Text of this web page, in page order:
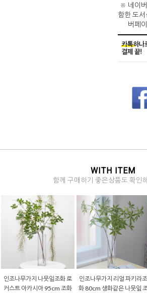
※ 네이
함한 도
버페
WITH ITEM
함께 구매하기 좋은상품도 확인
조화넝쿨 리얼 잎사귀 행잉 조
화 식물 바인 부쉬 105cm 포
조화넝쿨 리얼 잎사귀 행잉 조
화 식물 바인 부쉬 105cm 아